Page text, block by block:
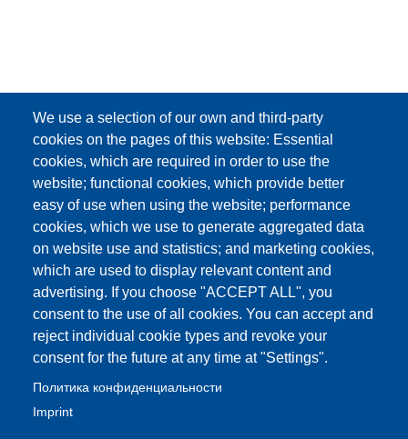
We use a selection of our own and third-party
cookies on the pages of this website: Essential
cookies, which are required in order to use the
website; functional cookies, which provide better
easy of use when using the website; performance
cookies, which we use to generate aggregated data
on website use and statistics; and marketing cookies,
which are used to display relevant content and
advertising. If you choose "ACCEPT ALL", you
consent to the use of all cookies. You can accept and
reject individual cookie types and revoke your
consent for the future at any time at "Settings".
Политика конфиденциальности
Imprint